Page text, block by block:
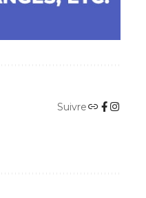
Suivre